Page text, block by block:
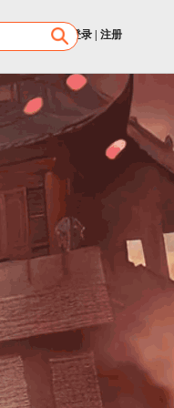
登录 注册